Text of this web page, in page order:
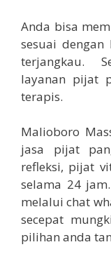
Anda bisa
sesuai
terjangkau.
layanan pijat
terapis.
Malioboro
jasa pijat
refleksi, pijat
selama 24
melalui chat
secepat
pilihan anda